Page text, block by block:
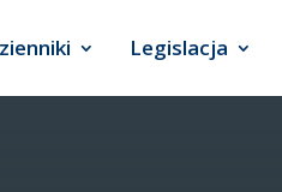
Legislacja